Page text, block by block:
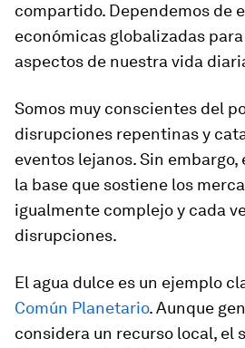
compartido. Dependemos de
económicas globalizadas
aspectos de nuestra vida
Somos muy conscientes del
disrupciones repentinas y
eventos lejanos. Sin
la base que sostiene los
igualmente complejo y cada
disrupciones.
El agua dulce es un ejemplo
Común Planetario. Aunque
considera un recurso local, el